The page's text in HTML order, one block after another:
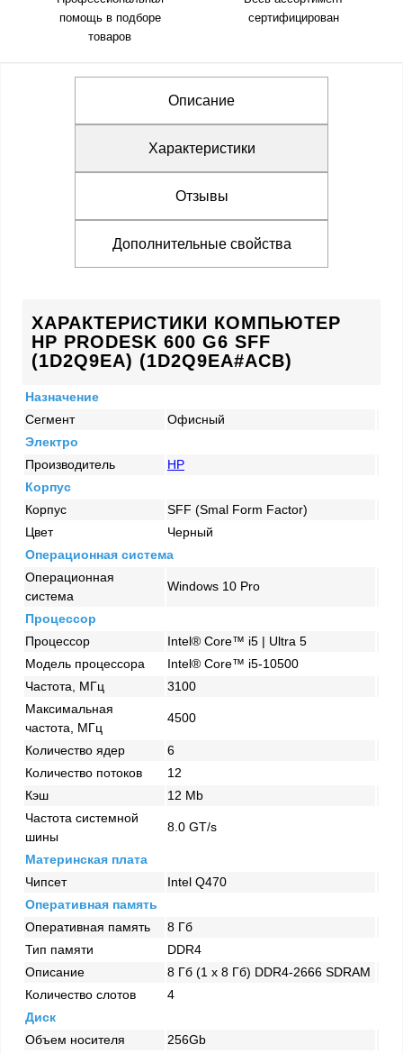
помощь в подборе
товаров
сертифицирован
Описание
Характеристики
Отзывы
Дополнительные свойства
ХАРАКТЕРИСТИКИ КОМПЬЮТЕР
HP PRODESK 600 G6 SFF
(1D2Q9EA) (1D2Q9EA#ACB)
Назначение
Сегмент
Офисный
Электро
Производитель
HP
Корпус
Корпус
SFF (Smal Form Factor)
Цвет
Черный
Операционная система
Операционная
система
Windows 10 Pro
Процессор
Процессор
Intel® Core™ i5 | Ultra 5
Модель процессора
Intel® Core™ i5-10500
Частота, МГц
3100
Максимальная
частота, МГц
4500
Количество ядер
6
Количество потоков
12
Кэш
12 Mb
Частота системной
шины
8.0 GT/s
Материнская плата
Чипсет
Intel Q470
Оперативная память
Оперативная память
8 Гб
Тип памяти
DDR4
Описание
8 Гб (1 x 8 Гб) DDR4-2666 SDRAM
Количество слотов
4
Диск
Объем носителя
256Gb